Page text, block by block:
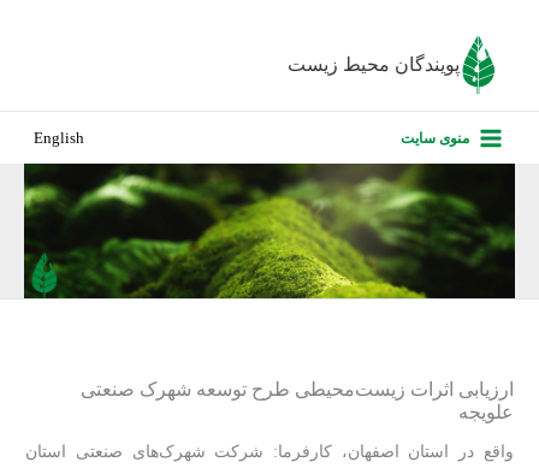
پویندگان محیط زیست
منوی سایت English
ارزیابی اثرات زیست‌محیطی طرح توسعه شهرک صنعتی
علویجه
واقع در استان اصفهان، کارفرما: شرکت شهرک‌های صنعتی استان
درباره ما
پروژه‌های
تماس با ما